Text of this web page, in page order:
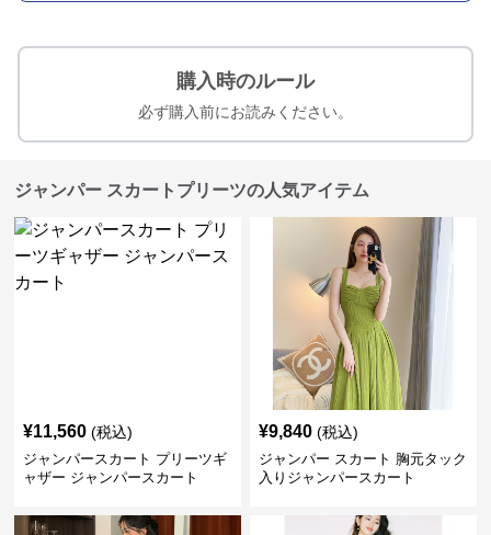
購入時のルール
必ず購入前にお読みください。
ジャンパー スカートプリーツの人気アイテム
¥11,560 (税込)
ジャンパースカート プリーツギ
ャザー ジャンパースカート
¥9,840 (税込)
ジャンパー スカート 胸元タック
入りジャンパースカート